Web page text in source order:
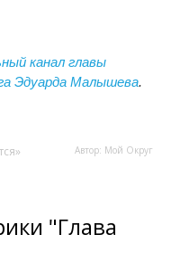
канал главы
Эдуарда Малышева.
Автор: Мой Округ
"Глава